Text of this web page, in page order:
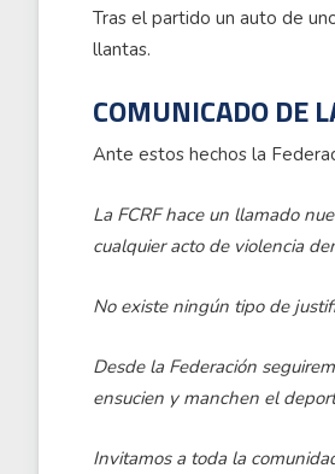
Tras el partido un auto de
llantas.
COMUNICADO DE
Ante estos hechos la
La FCRF hace un llamado
cualquier acto de violencia
No existe ningún tipo de
Desde la Federación
ensucien y manchen el
Invitamos a toda la